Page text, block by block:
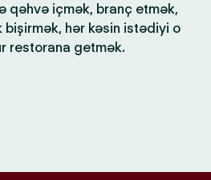
qəhvə içmək, branç etmək,
bişirmək, hər kəsin istədiyi o
restorana getmək.